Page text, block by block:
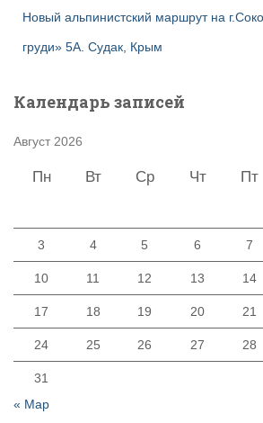
Новый альпинистский маршрут на
груди» 5А. Судак, Крым
Календарь записей
Август 2026
Пн Вт Ср Чт Пт
3 4 5 6 7
10 11 12 13 14
17 18 19 20 21
24 25 26 27 28
31
« Мар